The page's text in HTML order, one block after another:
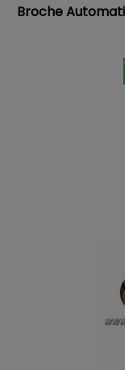
Broche